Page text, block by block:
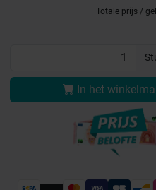
Totale prijs /
In het